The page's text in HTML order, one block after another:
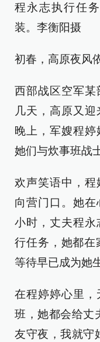
程永志执行任
装。李衡阳摄
初春，高原夜风
西部战区空军某
几天，高原又
晚上，军嫂程
她们与炊事班战
欢声笑语中，程
向营门口。她
小时，丈夫程永
行任务，她都在
等待早已成为她
在程婷婷心里，
班，她都会给丈
友守夜，我就守